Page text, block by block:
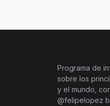
Programa de
sobre los
y el mundo,
@felipelopez